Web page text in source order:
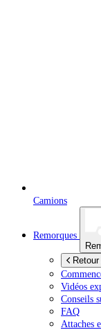
Camions
Remorques
Vidéos
Conseils
FAQ
Attaches